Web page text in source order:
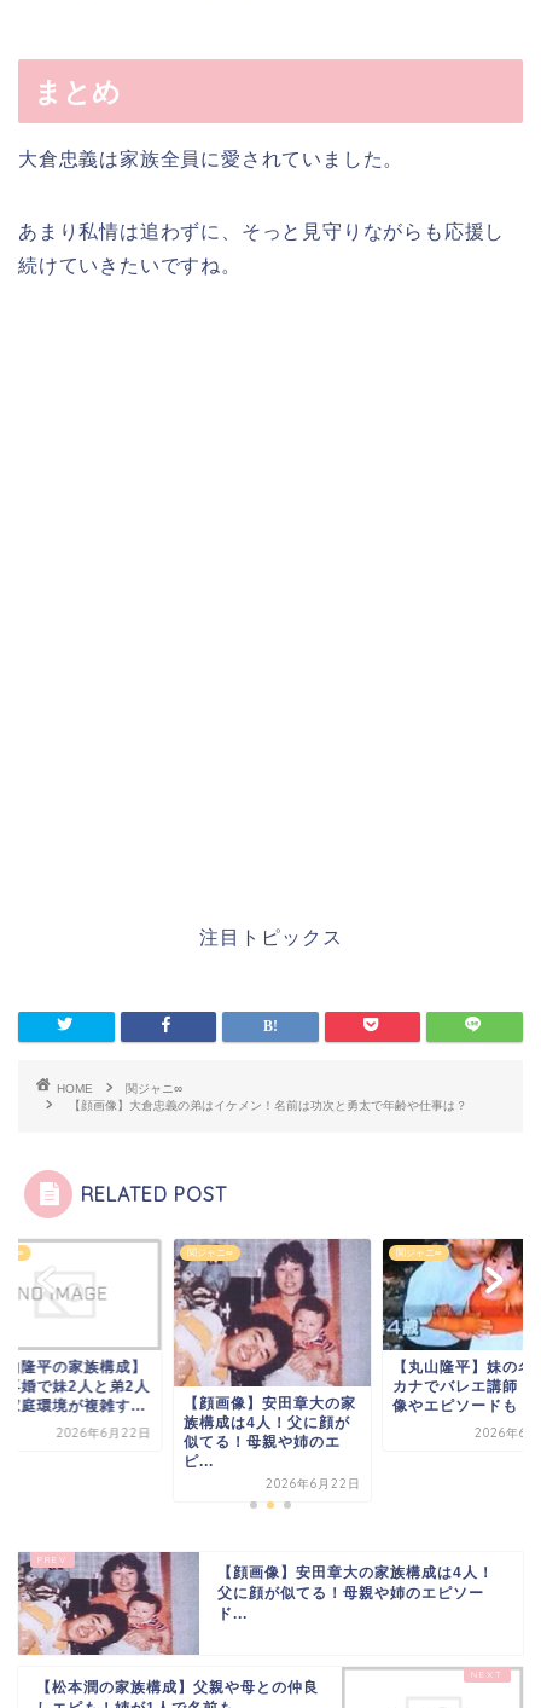
まとめ
大倉忠義は家族全員に愛されていました。
あまり私情は追わずに、そっと見守りながらも応援し
続けていきたいですね。
注目トピックス
HOME
関ジャニ∞
【顔画像】大倉忠義の弟はイケメン！名前は功次と勇太で年齢や仕事は？
RELATED POST
ニ∞
山隆平の家族構成】
再婚で妹2人と弟2人
家庭環境が複雑す...
2026年6月22日
関ジャニ∞
【顔画像】安田章大の家
族構成は4人！父に顔が
似てる！母親や姉のエ
ピ...
2026年6月22日
関ジャニ∞
【丸山隆平】妹の名
カナでバレエ講師！
像やエピソードも
2026年6
【顔画像】安田章大の家族構成は4人！
父に顔が似てる！母親や姉のエピソー
ド...
【松本潤の家族構成】父親や母との仲良